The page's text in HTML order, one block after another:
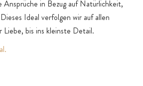
in Bezug auf Natürlichkeit,
Ideal verfolgen wir auf allen
Liebe, bis ins kleinste Detail.